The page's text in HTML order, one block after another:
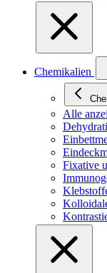
Chemikalien
Alle
Fixative